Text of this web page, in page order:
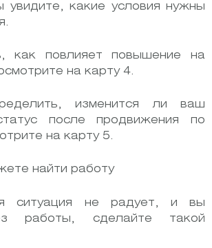
увидите, какие условия нужны
как повлияет повышение на
на карту 4.
изменится ли ваш
после продвижения по
на карту 5.
найти работу
ситуация не радует, и вы
работы, сделайте такой